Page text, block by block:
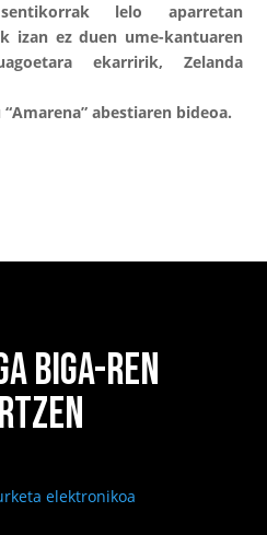
lelo aparretan
izan ez duen ume-kantuaren
ekarririk, Zelanda
abestiaren bideoa.
BIGA-REN